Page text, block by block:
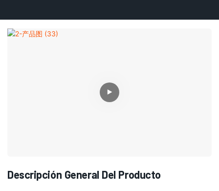
Descripción General Del Producto